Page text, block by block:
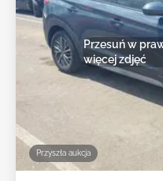
Przyszła aukcja
Przesuń w
więcej zdjęć